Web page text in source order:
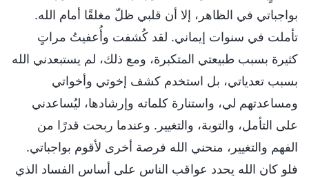
بواجباتي في الظاهر، إلا أن قلبي ظلّ مغلقًا أمام الله.
تأملت في سنوات إيماني. لقد كُشفت وأُعفيتُ مراتٍ
كثيرة بسبب طبيعتي المتكبرة، ومع ذلك، لم يستبعدني الله
بسبب تعدياتي، بل استخدم كشف إخوتي وأخواتي
ومساعدتهم لي، واستنارة كلماته وإرشادها، ليُساعدني
على التأمل، والتوبة، والتغيير. وعندما ربحت قدرًا من
الفهم والتغيير، منحني الله فرصة أخرى لأقوم بواجباتي.
فلو كان الله يحدد عواقب الناس على أساس الفساد الذي